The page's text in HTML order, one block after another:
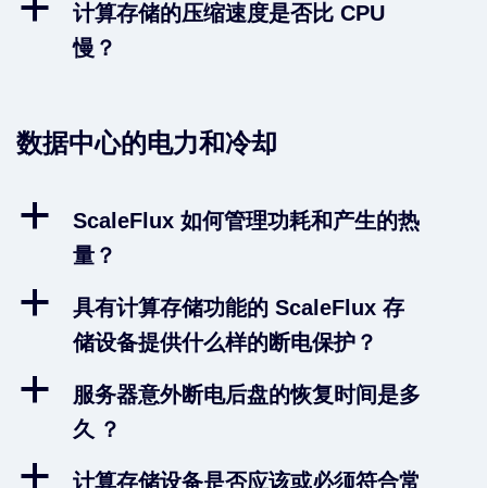
a
计算存储的压缩速度是否比 CPU
慢？
数据中心的电力和冷却
a
ScaleFlux 如何管理功耗和产生的热
量？
a
具有计算存储功能的 ScaleFlux 存
储设备提供什么样的断电保护？
a
服务器意外断电后盘的恢复时间是多
久 ？
a
计算存储设备是否应该或必须符合常